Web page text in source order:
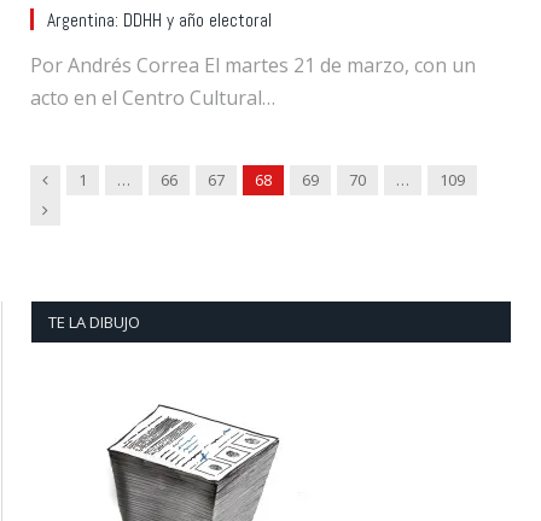
Argentina: DDHH y año electoral
Por Andrés Correa El martes 21 de marzo, con un
acto en el Centro Cultural…
Previous
1 … 66 67 68 69 70 … 109
Next
TE LA DIBUJO